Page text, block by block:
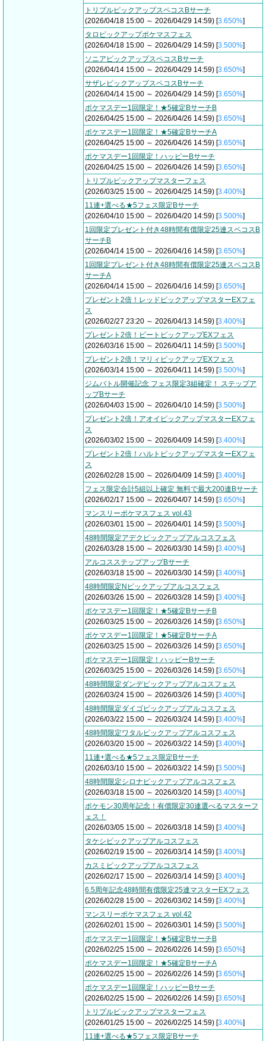
トリプルピックアップスペコスBサーチ
(2026/04/18 15:00 ～ 2026/04/29 14:59) [3.650%]
タロピックアップポケマスフェス
(2026/04/18 15:00 ～ 2026/04/29 14:59) [3.500%]
ソニアピックアップスペコスBサーチ
(2026/04/14 15:00 ～ 2026/04/29 14:59) [3.650%]
サザレピックアップスペコスBサーチ
(2026/04/14 15:00 ～ 2026/04/29 14:59) [3.650%]
ポケマスデー1回限定！★5確定BサーチB
(2026/04/25 15:00 ～ 2026/04/26 14:59) [3.650%]
ポケマスデー1回限定！★5確定BサーチA
(2026/04/25 15:00 ～ 2026/04/26 14:59) [3.650%]
ポケマスデー1回限定！ハッピーBサーチ
(2026/04/25 15:00 ～ 2026/04/26 14:59) [3.650%]
トリプルピックアップマスターフェス
(2026/03/25 15:00 ～ 2026/04/25 14:59) [3.400%]
11連+選べる★5フェス限定Bサーチ
(2026/04/10 15:00 ～ 2026/04/20 14:59) [3.500%]
1回限定プレゼント付き48時間有償限定25連スペコスB
サーチB
(2026/04/14 15:00 ～ 2026/04/16 14:59) [3.650%]
1回限定プレゼント付き48時間有償限定25連スペコスB
サーチA
(2026/04/14 15:00 ～ 2026/04/16 14:59) [3.650%]
プレゼント2倍！レッドピックアップマスターEXフェ
ス
(2026/02/27 23:20 ～ 2026/04/13 14:59) [3.400%]
プレゼント2倍！ビートピックアップEXフェス
(2026/03/16 15:00 ～ 2026/04/11 14:59) [3.500%]
プレゼント2倍！マリィピックアップEXフェス
(2026/03/14 15:00 ～ 2026/04/11 14:59) [3.500%]
ジムバトル開催記念 フェス限定3組確定！ ステップア
ップBサーチ
(2026/04/03 15:00 ～ 2026/04/10 14:59) [3.500%]
プレゼント2倍！アオイピックアップマスターEXフェ
ス
(2026/03/02 15:00 ～ 2026/04/09 14:59) [3.400%]
プレゼント2倍！ハルトピックアップマスターEXフェ
ス
(2026/02/28 15:00 ～ 2026/04/09 14:59) [3.400%]
フェス限定合計5組以上確定 無料で最大200連Bサーチ
(2026/02/17 15:00 ～ 2026/04/07 14:59) [3.650%]
マンスリーポケマスフェス vol.43
(2026/03/01 15:00 ～ 2026/04/01 14:59) [3.500%]
48時間限定アデクピックアップアルコスフェス
(2026/03/28 15:00 ～ 2026/03/30 14:59) [3.400%]
アルコスステップアップBサーチ
(2026/03/18 15:00 ～ 2026/03/30 14:59) [3.400%]
48時間限定Nピックアップアルコスフェス
(2026/03/26 15:00 ～ 2026/03/28 14:59) [3.400%]
ポケマスデー1回限定！★5確定BサーチB
(2026/03/25 15:00 ～ 2026/03/26 14:59) [3.650%]
ポケマスデー1回限定！★5確定BサーチA
(2026/03/25 15:00 ～ 2026/03/26 14:59) [3.650%]
ポケマスデー1回限定！ハッピーBサーチ
(2026/03/25 15:00 ～ 2026/03/26 14:59) [3.650%]
48時間限定ダンデピックアップアルコスフェス
(2026/03/24 15:00 ～ 2026/03/26 14:59) [3.400%]
48時間限定ダイゴピックアップアルコスフェス
(2026/03/22 15:00 ～ 2026/03/24 14:59) [3.400%]
48時間限定ワタルピックアップアルコスフェス
(2026/03/20 15:00 ～ 2026/03/22 14:59) [3.400%]
11連+選べる★5フェス限定Bサーチ
(2026/03/10 15:00 ～ 2026/03/22 14:59) [3.500%]
48時間限定シロナピックアップアルコスフェス
(2026/03/18 15:00 ～ 2026/03/20 14:59) [3.400%]
ポケモン30周年記念！有償限定30連選べるマスターフ
ェス！
(2026/03/05 15:00 ～ 2026/03/18 14:59) [3.400%]
タケシピックアップアルコスフェス
(2026/02/19 15:00 ～ 2026/03/14 14:59) [3.400%]
カスミピックアップアルコスフェス
(2026/02/17 15:00 ～ 2026/03/14 14:59) [3.400%]
6.5周年記念48時間有償限定25連マスターEXフェス
(2026/02/28 15:00 ～ 2026/03/02 14:59) [3.400%]
マンスリーポケマスフェス vol.42
(2026/02/01 15:00 ～ 2026/03/01 14:59) [3.500%]
ポケマスデー1回限定！★5確定BサーチB
(2026/02/25 15:00 ～ 2026/02/26 14:59) [3.650%]
ポケマスデー1回限定！★5確定BサーチA
(2026/02/25 15:00 ～ 2026/02/26 14:59) [3.650%]
ポケマスデー1回限定！ハッピーBサーチ
(2026/02/25 15:00 ～ 2026/02/26 14:59) [3.650%]
トリプルピックアップマスターフェス
(2026/01/25 15:00 ～ 2026/02/25 14:59) [3.400%]
11連+選べる★5フェス限定Bサーチ